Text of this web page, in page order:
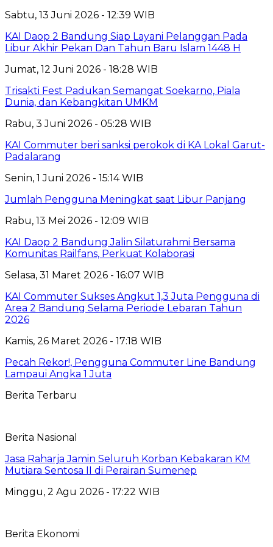
Sabtu, 13 Juni 2026 - 12:39 WIB
KAI Daop 2 Bandung Siap Layani Pelanggan Pada
Libur Akhir Pekan Dan Tahun Baru Islam 1448 H
Jumat, 12 Juni 2026 - 18:28 WIB
Trisakti Fest Padukan Semangat Soekarno, Piala
Dunia, dan Kebangkitan UMKM
Rabu, 3 Juni 2026 - 05:28 WIB
KAI Commuter beri sanksi perokok di KA Lokal Garut-
Padalarang
Senin, 1 Juni 2026 - 15:14 WIB
Jumlah Pengguna Meningkat saat Libur Panjang
Rabu, 13 Mei 2026 - 12:09 WIB
KAI Daop 2 Bandung Jalin Silaturahmi Bersama
Komunitas Railfans, Perkuat Kolaborasi
Selasa, 31 Maret 2026 - 16:07 WIB
KAI Commuter Sukses Angkut 1,3 Juta Pengguna di
Area 2 Bandung Selama Periode Lebaran Tahun
2026
Kamis, 26 Maret 2026 - 17:18 WIB
Pecah Rekor!, Pengguna Commuter Line Bandung
Lampaui Angka 1 Juta
Berita Terbaru
Berita Nasional
Jasa Raharja Jamin Seluruh Korban Kebakaran KM
Mutiara Sentosa II di Perairan Sumenep
Minggu, 2 Agu 2026 - 17:22 WIB
Berita Ekonomi